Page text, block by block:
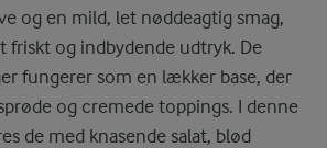
og en mild, let nøddeagtig smag,
friskt og indbydende udtryk. De
fungerer som en lækker base, der
og cremede toppings. I denne
de med knasende salat, blød